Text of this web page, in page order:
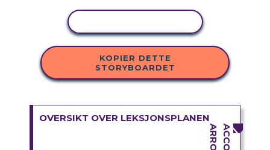
KOPIER DETTE
STORYBOARDET
OVERSIKT OVER LEKSJONSPLANEN